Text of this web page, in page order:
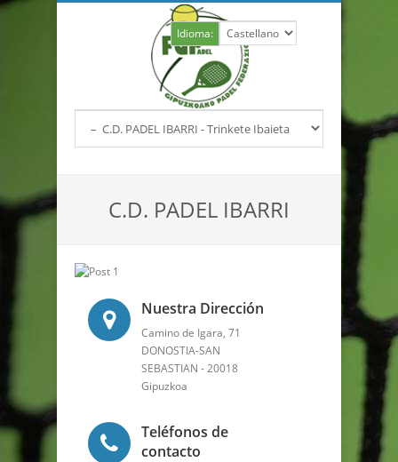
Idioma:
C.D. PADEL IBARRI
Nuestra Dirección
Camino de Igara, 71
DONOSTIA-SAN
SEBASTIAN - 20018
Gipuzkoa
Teléfonos de
contacto